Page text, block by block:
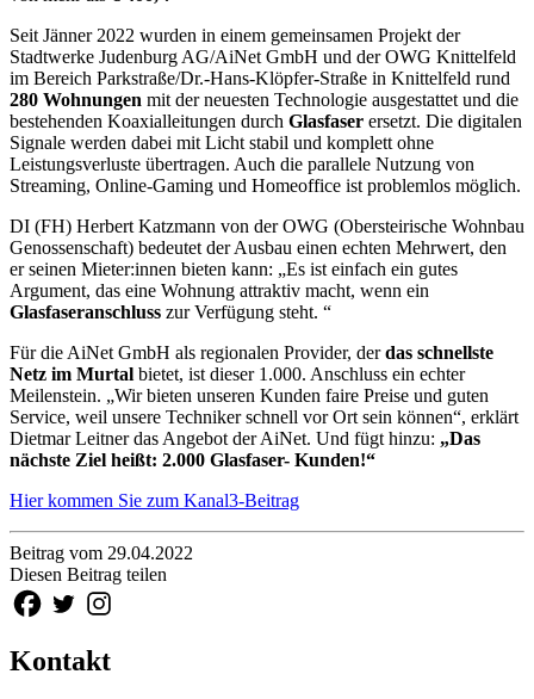
Seit Jänner 2022 wurden in einem gemeinsamen Projekt der
Stadtwerke Judenburg AG/AiNet GmbH und der OWG Knittelfeld
im Bereich Parkstraße/Dr.-Hans-Klöpfer-Straße in Knittelfeld rund
280 Wohnungen mit der neuesten Technologie ausgestattet und die
bestehenden Koaxialleitungen durch Glasfaser ersetzt. Die digitalen
Signale werden dabei mit Licht stabil und komplett ohne
Leistungsverluste übertragen. Auch die parallele Nutzung von
Streaming, Online-Gaming und Homeoffice ist problemlos möglich.
DI (FH) Herbert Katzmann von der OWG (Obersteirische Wohnbau
Genossenschaft) bedeutet der Ausbau einen echten Mehrwert, den
er seinen Mieter:innen bieten kann: „Es ist einfach ein gutes
Argument, das eine Wohnung attraktiv macht, wenn ein
Glasfaseranschluss zur Verfügung steht. “
Für die AiNet GmbH als regionalen Provider, derdas schnellste
Netz im Murtal bietet, ist dieser 1.000. Anschluss ein echter
Meilenstein. „Wir bieten unseren Kunden faire Preise und guten
Service, weil unsere Techniker schnell vor Ort sein können“, erklärt
Dietmar Leitner das Angebot der AiNet. Und fügt hinzu: „Das
nächste Ziel heißt: 2.000 Glasfaser- Kunden!“
Hier kommen Sie zum Kanal3-Beitrag
Beitrag vom 29.04.2022
Diesen Beitrag teilen
Kontakt